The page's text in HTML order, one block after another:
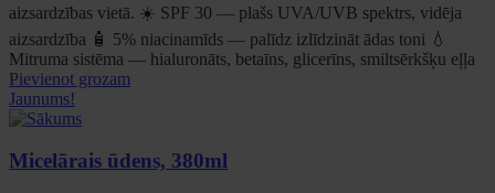
aizsardzības vietā. ☀️ SPF 30 — plašs UVA/UVB spektrs, vidēja
aizsardzība 🧴 5% niacinamīds — palīdz izlīdzināt ādas toni 💧
Mitruma sistēma — hialuronāts, betaīns, glicerīns, smiltsērkšķu eļļa
Pievienot grozam
Jaunums!
Micelārais ūdens, 380ml